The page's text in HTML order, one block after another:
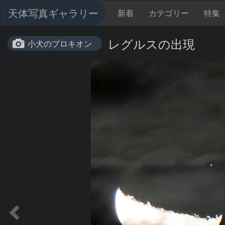
天体写真ギャラリー 新着 カテゴリー 特集
小犬のプロキオン レグルスの出現